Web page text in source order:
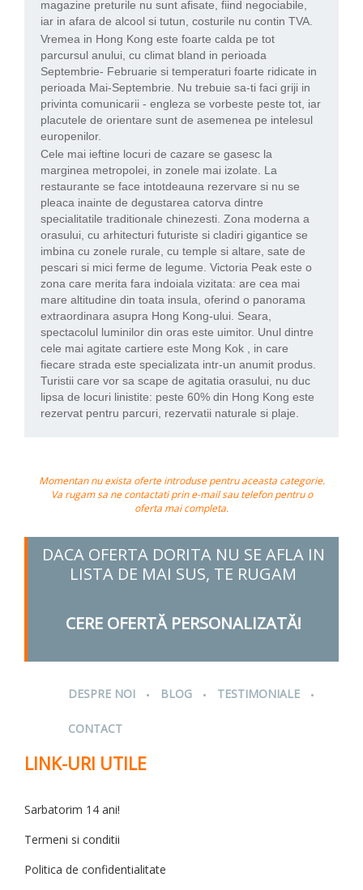
magazine preturile nu sunt afisate, fiind negociabile,
iar in afara de alcool si tutun, costurile nu contin TVA.
Vremea in Hong Kong este foarte calda pe tot
parcursul anului, cu climat bland in perioada
Septembrie- Februarie si temperaturi foarte ridicate in
perioada Mai-Septembrie. Nu trebuie sa-ti faci griji in
privinta comunicarii - engleza se vorbeste peste tot, iar
placutele de orientare sunt de asemenea pe intelesul
europenilor.
Cele mai ieftine locuri de cazare se gasesc la
marginea metropolei, in zonele mai izolate. La
restaurante se face intotdeauna rezervare si nu se
pleaca inainte de degustarea catorva dintre
specialitatile traditionale chinezesti. Zona moderna a
orasului, cu arhitecturi futuriste si cladiri gigantice se
imbina cu zonele rurale, cu temple si altare, sate de
pescari si mici ferme de legume. Victoria Peak este o
zona care merita fara indoiala vizitata: are cea mai
mare altitudine din toata insula, oferind o panorama
extraordinara asupra Hong Kong-ului. Seara,
spectacolul luminilor din oras este uimitor. Unul dintre
cele mai agitate cartiere este Mong Kok , in care
fiecare strada este specializata intr-un anumit produs.
Turistii care vor sa scape de agitatia orasului, nu duc
lipsa de locuri linistite: peste 60% din Hong Kong este
rezervat pentru parcuri, rezervatii naturale si plaje.
Momentan nu exista oferte introduse pentru aceasta categorie.
Va rugam sa ne contactati prin e-mail sau telefon pentru o
oferta mai completa.
DACA OFERTA DORITA NU SE AFLA IN
LISTA DE MAI SUS, TE RUGAM
CERE OFERTĂ PERSONALIZATĂ!
DESPRE NOI . BLOG . TESTIMONIALE .
CONTACT
LINK-URI UTILE
Sarbatorim 14 ani!
Termeni si conditii
Politica de confidentialitate